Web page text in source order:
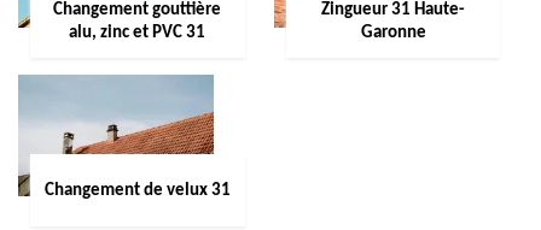
Changement gouttière
alu, zinc et PVC 31
Zingueur 31 Haute-
Garonne
Changement de velux 31